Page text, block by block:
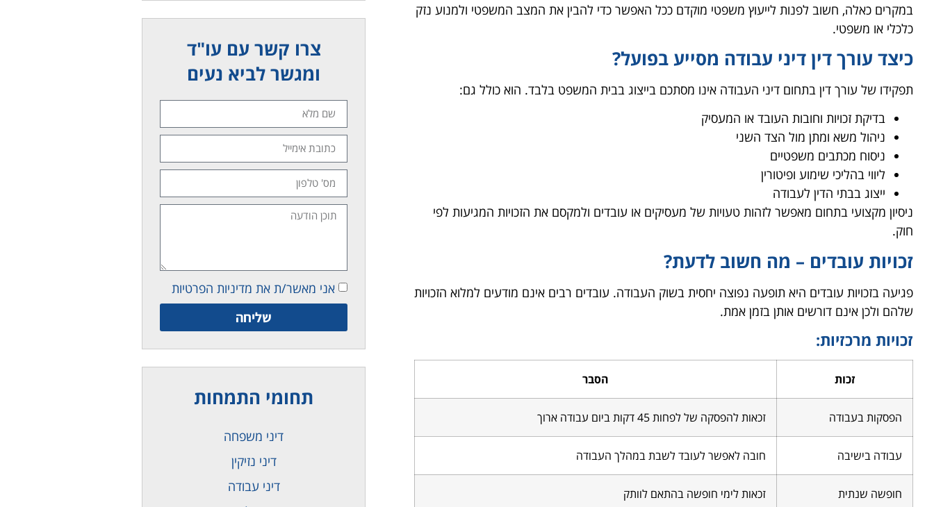
במקרים כאלה, חשוב לפנות לייעוץ משפטי מוקדם ככל האפשר כדי להבין את המצב המשפטי ולמנוע נזק
כלכלי או משפטי.
כיצד עורך דין דיני עבודה מסייע בפועל?
תפקידו של עורך דין בתחום דיני העבודה אינו מסתכם בייצוג בבית המשפט בלבד. הוא כולל גם:
בדיקת זכויות וחובות העובד או המעסיק
ניהול משא ומתן מול הצד השני
ניסוח מכתבים משפטיים
ליווי בהליכי שימוע ופיטורין
ייצוג בבתי הדין לעבודה
ניסיון מקצועי בתחום מאפשר לזהות טעויות של מעסיקים או עובדים ולמקסם את הזכויות המגיעות לפי
חוק.
זכויות עובדים – מה חשוב לדעת?
פגיעה בזכויות עובדים היא תופעה נפוצה יחסית בשוק העבודה. עובדים רבים אינם מודעים למלוא הזכויות
שלהם ולכן אינם דורשים אותן בזמן אמת.
זכויות מרכזיות:
זכות הסבר
הפסקות בעבודה זכאות להפסקה של לפחות 45 דקות ביום עבודה ארוך
עבודה בישיבה חובה לאפשר לעובד לשבת במהלך העבודה
חופשה שנתית זכאות לימי חופשה בהתאם לוותק
צרו קשר עם עו"ד
ומגשר לביא נעים
אני מאשר/ת את מדיניות הפרטיות
שליחה
תחומי התמחות
דיני משפחה
דיני נזיקין
דיני עבודה